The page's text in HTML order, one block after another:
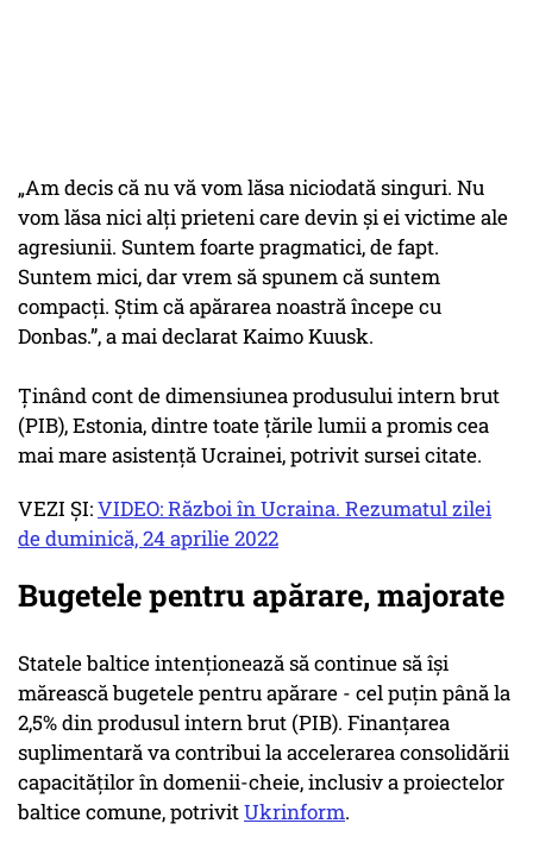
„Am decis că nu vă vom lăsa niciodată singuri. Nu
vom lăsa nici alți prieteni care devin și ei victime ale
agresiunii. Suntem foarte pragmatici, de fapt.
Suntem mici, dar vrem să spunem că suntem
compacți. Știm că apărarea noastră începe cu
Donbas.”, a mai declarat Kaimo Kuusk.
Ținând cont de dimensiunea produsului intern brut
(PIB), Estonia, dintre toate țările lumii a promis cea
mai mare asistență Ucrainei, potrivit sursei citate.
VEZI ȘI:VIDEO: Război în Ucraina. Rezumatul zilei
de duminică, 24 aprilie 2022
Bugetele pentru apărare, majorate
Statele baltice intenționează să continue să își
mărească bugetele pentru apărare - cel puțin până la
2,5% din produsul intern brut (PIB). Finanțarea
suplimentară va contribui la accelerarea consolidării
capacităților în domenii-cheie, inclusiv a proiectelor
baltice comune, potrivitUkrinform.